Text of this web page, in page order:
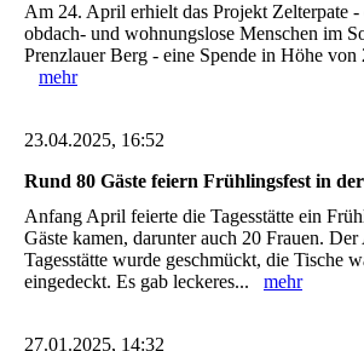
Am 24. April erhielt das Projekt Zelterpate -
obdach- und wohnungslose Menschen im
Prenzlauer Berg - eine Spende in Höhe von
mehr
23.04.2025, 16:52
Rund 80 Gäste feiern Frühlingsfest in
Anfang April feierte die Tagesstätte ein
Gäste kamen, darunter auch 20 Frauen.
Tagesstätte wurde geschmückt, die Tische
eingedeckt. Es gab leckeres... mehr
27.01.2025, 14:32